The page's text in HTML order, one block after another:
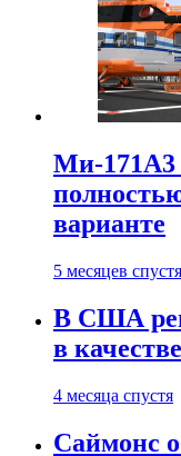
Ми-171А3
варианте
5 месяцев спустя
В США
в
4 месяца спустя
Саймонс